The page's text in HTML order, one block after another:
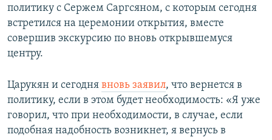
политику с Сержем Саргсяном, с которым сегодня
встретился на церемонии открытия, вместе
совершив экскурсию по вновь открывшемуся
центру.
Царукян и сегодня вновь заявил, что вернется в
политику, если в этом будет необходимость: «Я уже
говорил, что при необходимости, в случае, если
подобная надобность возникнет, я вернусь в